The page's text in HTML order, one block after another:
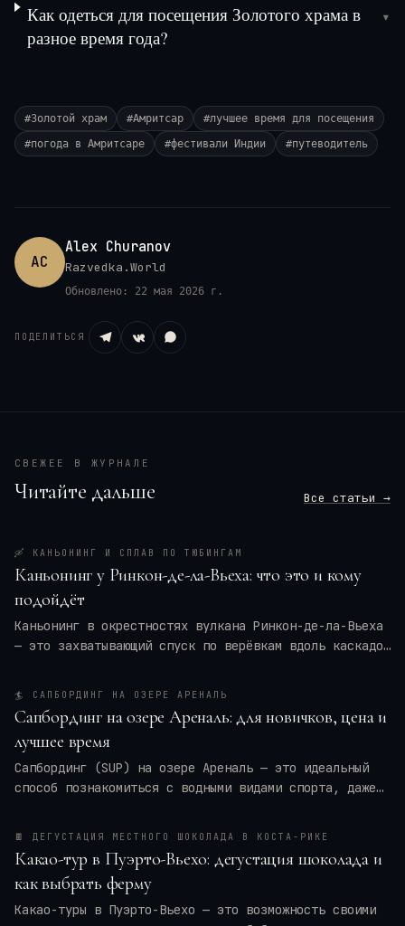
Как одеться для посещения Золотого храма в
разное время года?
▾
#Золотой храм #Амритсар #лучшее время для посещения
#погода в Амритсаре #фестивали Индии #путеводитель
AC
Alex Churanov
Razvedka.World
Обновлено: 22 мая 2026 г.
ПОДЕЛИТЬСЯ
СВЕЖЕЕ В ЖУРНАЛЕ
Читайте дальше Все статьи →
🛶 КАНЬОНИНГ И СПЛАВ ПО ТЮБИНГАМ
Каньонинг у Ринкон-де-ла-Вьеха: что это и кому
подойдёт
Каньонинг в окрестностях вулкана Ринкон-де-ла-Вьеха
— это захватывающий спуск по верёвкам вдоль каскадов
новичков или только для профи? Мы разберём программу
тура, требования к физической форме, оптимальные
месяцы и актуальные цены на 2026 год. Вы также
получите практические советы по экипировке и
безопасности, чтобы ваше путешествие вКоста-Рику
🏄 САПБОРДИНГ НА ОЗЕРЕ АРЕНАЛЬ
Сапбординг на озере Ареналь: для новичков, цена и
лучшее время
Сапбординг (SUP) на озере Ареналь — это идеальный
способ познакомиться с водными видами спорта, даже
атмосферу. В этой статье я расскажу, сколько стоят
туры и аренда досок, когда лучше всего ехать, чтобы
избежать ветра и дождей, и как подготовиться к
первому выходу на SUP. Вы узнаете всё, чтобы
🍫 ДЕГУСТАЦИЯ МЕСТНОГО ШОКОЛАДА В КОСТА-РИКЕ
Какао-тур в Пуэрто-Вьехо: дегустация шоколада и
как выбрать ферму
Какао-туры в Пуэрто-Вьехо — это возможность своими